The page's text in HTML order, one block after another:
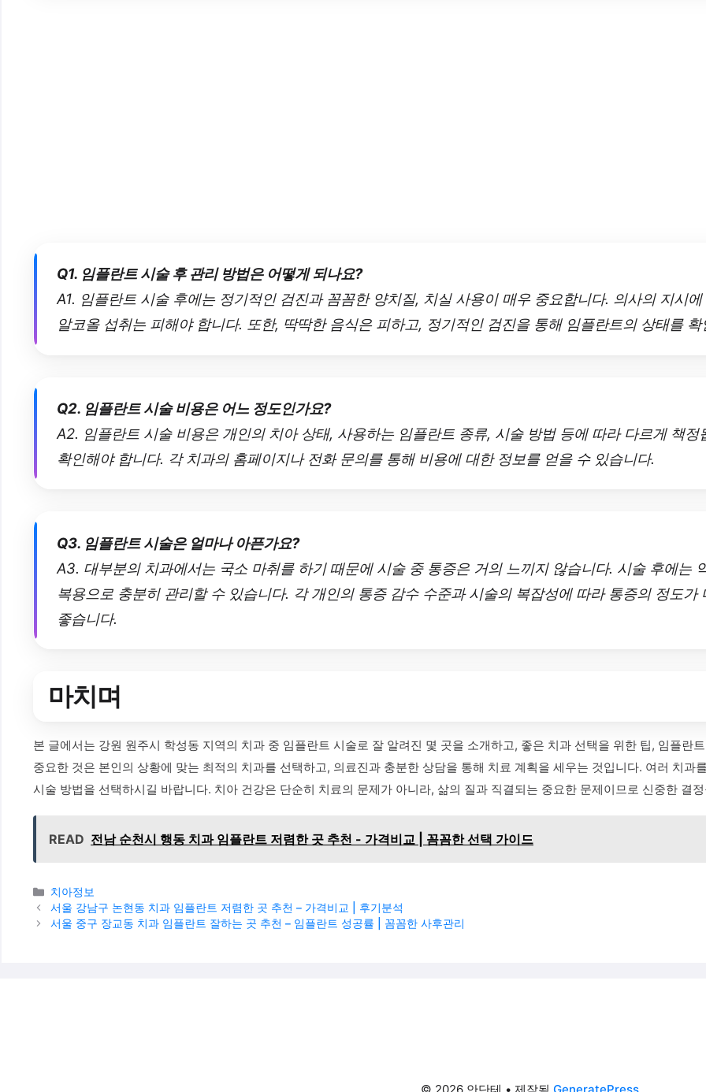
Q1. 임플란트 시술 후 관리 방법은 어떻게 되나요?
A1. 임플란트 시술 후에는 정기적인 검진과 꼼꼼한 양치질, 치실 사용이 매우 중요합니다. 의사의 지시
알코올 섭취는 피해야 합니다. 또한, 딱딱한 음식은 피하고, 정기적인 검진을 통해 임플란트의 상태를
Q2. 임플란트 시술 비용은 어느 정도인가요?
A2. 임플란트 시술 비용은 개인의 치아 상태, 사용하는 임플란트 종류, 시술 방법 등에 따라 다르게 책
확인해야 합니다. 각 치과의 홈페이지나 전화 문의를 통해 비용에 대한 정보를 얻을 수 있습니다.
Q3. 임플란트 시술은 얼마나 아픈가요?
A3. 대부분의 치과에서는 국소 마취를 하기 때문에 시술 중 통증은 거의 느끼지 않습니다. 시술 후에는
복용으로 충분히 관리할 수 있습니다. 각 개인의 통증 감수 수준과 시술의 복잡성에 따라 통증의 정도
좋습니다.
마치며
본 글에서는 강원 원주시 학성동 지역의 치과 중 임플란트 시술로 잘 알려진 몇 곳을 소개하고, 좋은 치과 선택을 위한 팁, 임플란
중요한 것은 본인의 상황에 맞는 최적의 치과를 선택하고, 의료진과 충분한 상담을 통해 치료 계획을 세우는 것입니다. 여러 치
시술 방법을 선택하시길 바랍니다. 치아 건강은 단순히 치료의 문제가 아니라, 삶의 질과 직결되는 중요한 문제이므로 신중한 결
READ 전남 순천시 행동 치과 임플란트 저렴한 곳 추천 - 가격비교 | 꼼꼼한 선택 가이드
카테고리
치아정보
서울 강남구 논현동 치과 임플란트 저렴한 곳 추천 – 가격비교 | 후기분석
서울 중구 장교동 치과 임플란트 잘하는 곳 추천 – 임플란트 성공률 | 꼼꼼한 사후관리